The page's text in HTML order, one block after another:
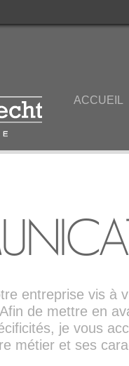
ACCUEIL
entreprise vis à
de mettre en
je vous
métier et ses